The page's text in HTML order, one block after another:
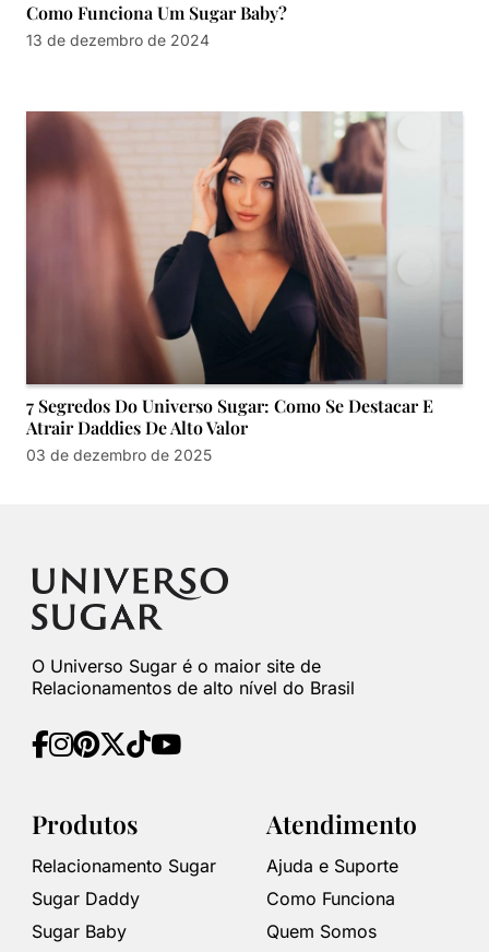
Como Funciona Um Sugar Baby?
13 de dezembro de 2024
7 Segredos Do Universo Sugar: Como Se Destacar E
Atrair Daddies De Alto Valor
03 de dezembro de 2025
O Universo Sugar é o maior site de
Relacionamentos de alto nível do Brasil
Produtos
Relacionamento Sugar
Sugar Daddy
Sugar Baby
Atendimento
Ajuda e Suporte
Como Funciona
Quem Somos